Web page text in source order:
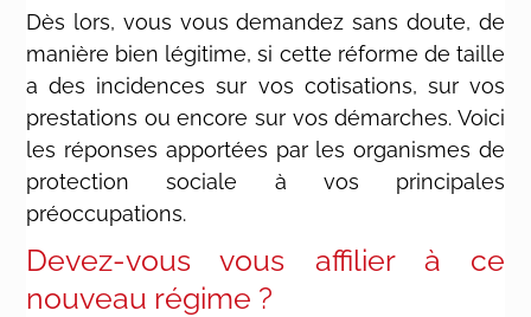
Dès lors, vous vous demandez sans doute, de
manière bien légitime, si cette réforme de taille
a des incidences sur vos cotisations, sur vos
prestations ou encore sur vos démarches. Voici
les réponses apportées par les organismes de
protection sociale à vos principales
préoccupations.
Devez-vous vous affilier à ce
nouveau régime ?